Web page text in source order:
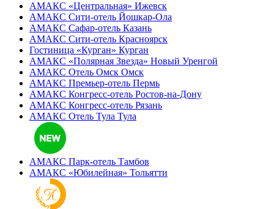
АМАКС «‎Центральная» Ижевск
АМАКС Сити-отель Йошкар-Ола
АМАКС Сафар-отель Казань
АМАКС Сити-отель Красноярск
Гостиница «‎Курган» Курган
АМАКС «Полярная Звезда» Новый Уренгой
АМАКС Отель ‎Омск Омск
АМАКС Премьер-отель Пермь
АМАКС Конгресс-отель Ростов-на-Дону
АМАКС Конгресс-отель Рязань
АМАКС Отель Тула Тула
АМАКС Парк-отель Тамбов
АМАКС «‎Юбилейная» Тольятти